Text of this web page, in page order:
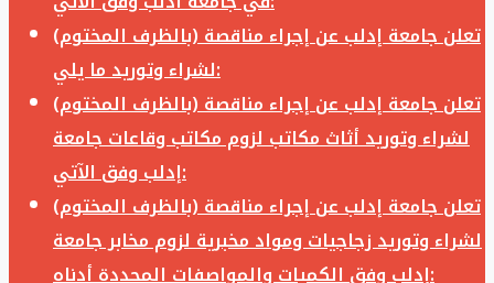
تعلن جامعة إدلب عن إجراء مناقصة (بالظرف المختوم)
لشراء وتوريد ما يلي:
تعلن جامعة إدلب عن إجراء مناقصة (بالظرف المختوم)
لشراء وتوريد أثاث مكاتب لزوم مكاتب وقاعات جامعة
إدلب وفق الآتي:
تعلن جامعة إدلب عن إجراء مناقصة (بالظرف المختوم)
لشراء وتوريد زجاجيات ومواد مخبرية لزوم مخابر جامعة
إدلب وفق الكميات والمواصفات المحددة أدناه: